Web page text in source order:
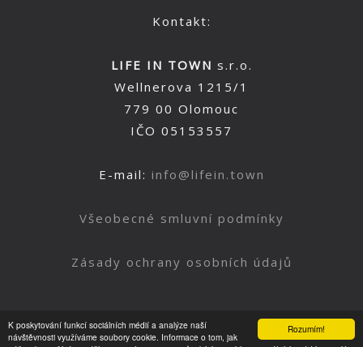
Rozumím!
K poskytování funkcí sociálních médií a analýze naší
návštěvnosti využíváme soubory cookie. Informace o tom, jak
Kontakt:
LIFE IN TOWN s.r.o.
Wellnerova 1215/1
779 00 Olomouc
IČO 05153557
E-mail: info@lifein.town
Všeobecné smluvní podmínky
Zásady ochrany osobních údajů
Nahoru